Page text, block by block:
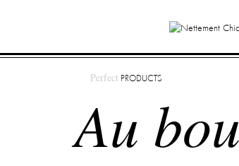
Perfect PRODUCTS
Au